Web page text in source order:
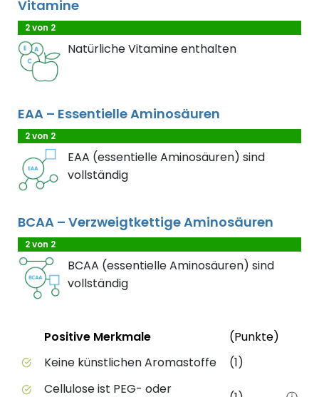
Vitamine
2 von 2
Natürliche Vitamine enthalten
EAA – Essentielle Aminosäuren
2 von 2
EAA (essentielle Aminosäuren) sind
vollständig
BCAA – Verzweigtkettige Aminosäuren
2 von 2
BCAA (essentielle Aminosäuren) sind
vollständig
Positive Merkmale des Produkts mit
StatusPositive Merkmale (Punkte)
Keine künstlichen Aromastoffe
(1)
Cellulose ist PEG- oder